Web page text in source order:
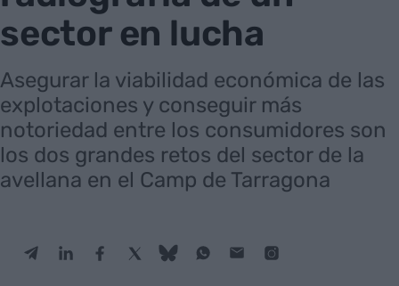
sector en lucha
Asegurar la viabilidad económica de las
explotaciones y conseguir más
notoriedad entre los consumidores son
los dos grandes retos del sector de la
avellana en el Camp de Tarragona